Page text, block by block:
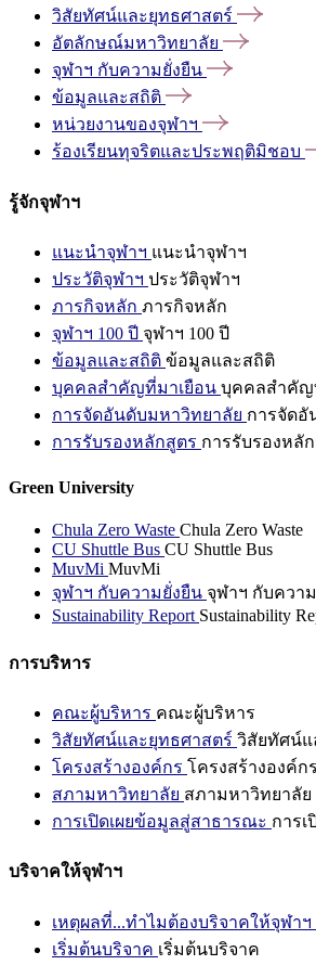
วิสัยทัศน์และยุทธศาสตร์
อัตลักษณ์มหาวิทยาลัย
จุฬาฯ กับความยั่งยืน
ข้อมูลและสถิติ
หน่วยงานของจุฬาฯ
ร้องเรียนทุจริตและประพฤติมิชอบ
รู้จักจุฬาฯ
แนะนำจุฬาฯ แนะนำจุฬาฯ
ประวัติจุฬาฯ ประวัติจุฬาฯ
ภารกิจหลัก ภารกิจหลัก
จุฬาฯ 100 ปี จุฬาฯ 100 ปี
ข้อมูลและสถิติ ข้อมูลและสถิติ
บุคคลสำคัญที่มาเยือน บุคคลสำคัญ
การจัดอันดับมหาวิทยาลัย การจัดอั
การรับรองหลักสูตร การรับรองหลั
Green University
Chula Zero Waste Chula Zero Waste
CU Shuttle Bus CU Shuttle Bus
MuvMi MuvMi
จุฬาฯ กับความยั่งยืน จุฬาฯ กับควา
Sustainability Report Sustainability
การบริหาร
คณะผู้บริหาร คณะผู้บริหาร
วิสัยทัศน์และยุทธศาสตร์ วิสัยทัศน์แ
โครงสร้างองค์กร โครงสร้างองค์กร
สภามหาวิทยาลัย สภามหาวิทยาลัย
การเปิดเผยข้อมูลสู่สาธารณะ การ
บริจาคให้จุฬาฯ
เหตุผลที่...ทำไมต้องบริจาคให้จุฬาฯ
เริ่มต้นบริจาค เริ่มต้นบริจาค